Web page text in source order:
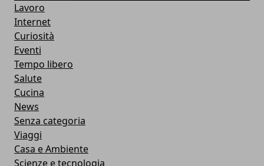
Lavoro
Internet
Curiosità
Eventi
Tempo libero
Salute
Cucina
News
Senza categoria
Viaggi
Casa e Ambiente
Scienze e tecnologia